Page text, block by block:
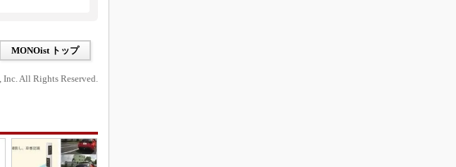
MONOist トップ
All Rights Reserved.